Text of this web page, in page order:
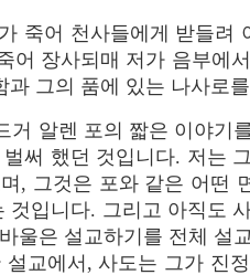
죽어 천사들에게 받들려
어 장사되매 저가 음부에
과 그의 품에 있는 나사로
거 알렌 포의 짧은 이야기
써 했던 것입니다. 저는
, 그것은 포와 같은 어떤
입니다. 그리고 아직도
울은 설교하기를 전체 설
교에서, 사도는 그가 진